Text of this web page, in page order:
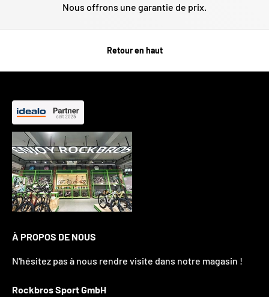
Nous offrons une garantie de prix.
Retour en haut
À PROPOS DE NOUS
N'hésitez pas à nous rendre visite dans notre magasin !
Rockbros Sport GmbH